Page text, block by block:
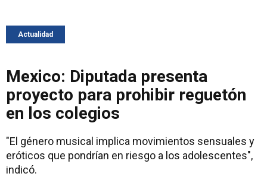
Actualidad
Mexico: Diputada presenta
proyecto para prohibir reguetón
en los colegios
"El género musical implica movimientos sensuales y
eróticos que pondrían en riesgo a los adolescentes",
indicó.